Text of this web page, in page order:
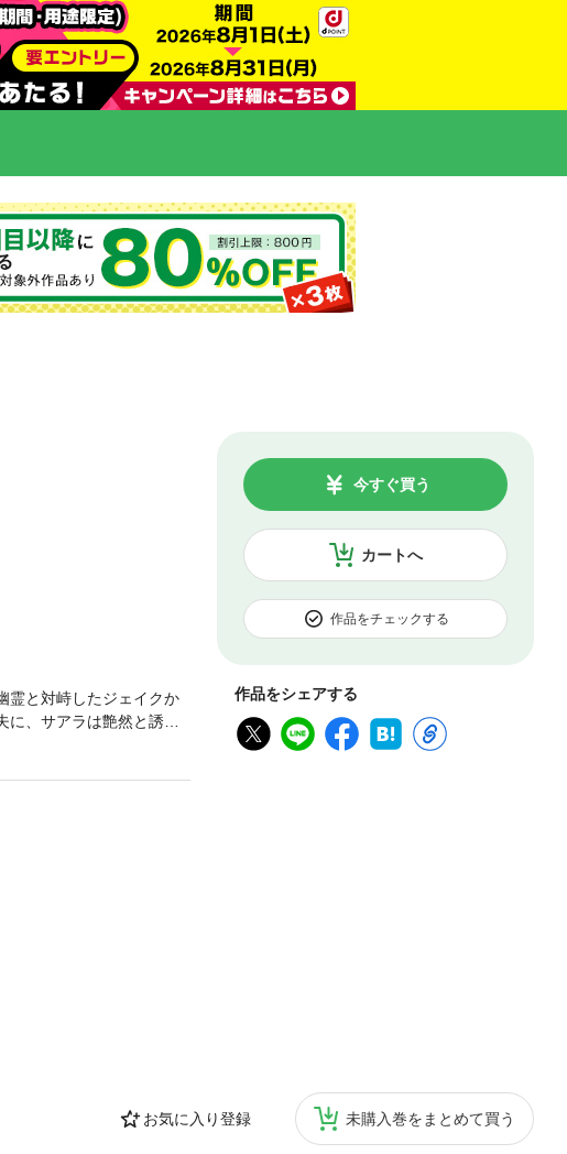
カートへ
今すぐ買う
作品をチェックする
作品をシェアする
お気に入り登録 未購入巻をまとめて買う
霊と対峙したジェイクか
、サアラは艶然と誘惑
。彼は、ジェイクの記